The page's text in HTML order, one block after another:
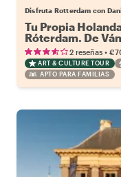
Disfruta Rotterdam con
Tu Propia
Róterdam. De
2 reseñas •
ART & CULTURE TOUR
APTO PARA FAMILIAS